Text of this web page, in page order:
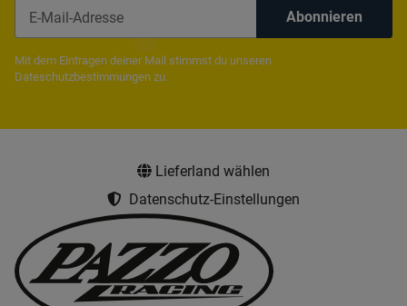
Abonnieren
Mit dem Eintragen deiner Mail stimmst du unseren
Dateschutzbestimmungen zu.
Lieferland wählen
Datenschutz-Einstellungen